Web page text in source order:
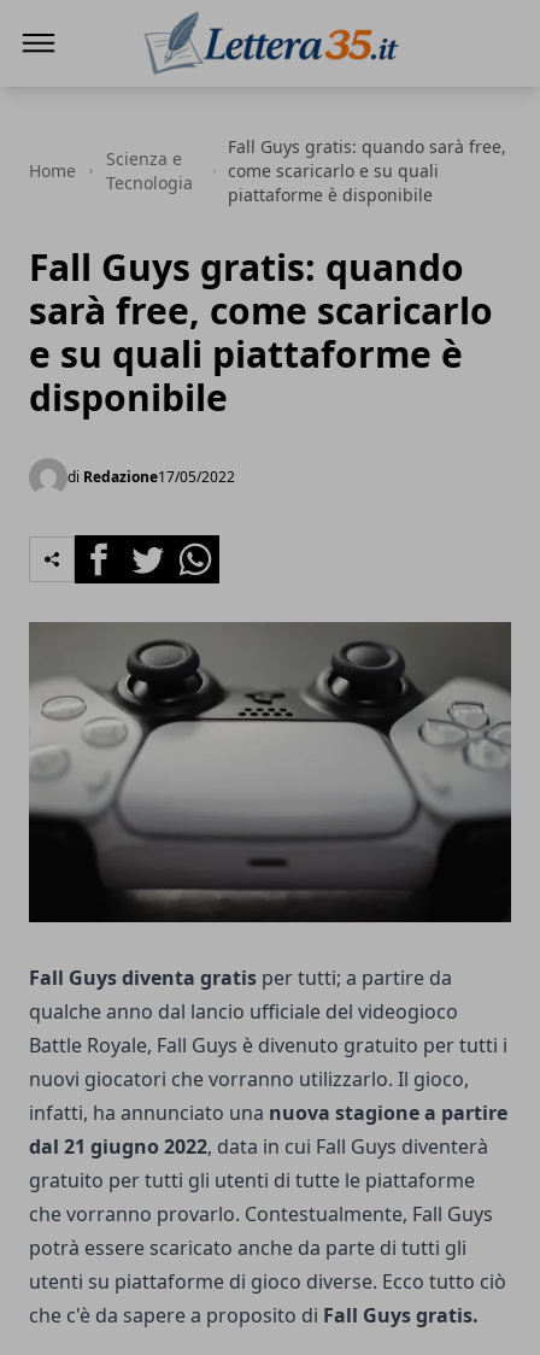
Home
Scienza e
Tecnologia
Fall Guys gratis: quando sarà free,
come scaricarlo e su quali
piattaforme è disponibile
Fall Guys gratis: quando
sarà free, come scaricarlo
e su quali piattaforme è
disponibile
di Redazione17/05/2022
FacebookTwitterWhatsapp
Fall Guys diventa gratis per tutti; a partire da
qualche anno dal lancio ufficiale del videogioco
Battle Royale, Fall Guys è divenuto gratuito per tutti i
nuovi giocatori che vorranno utilizzarlo. Il gioco,
infatti, ha annunciato una nuova stagione a partire
dal 21 giugno 2022, data in cui Fall Guys diventerà
gratuito per tutti gli utenti di tutte le piattaforme
che vorranno provarlo. Contestualmente, Fall Guys
potrà essere scaricato anche da parte di tutti gli
utenti su piattaforme di gioco diverse. Ecco tutto ciò
che c'è da sapere a proposito di Fall Guys gratis.